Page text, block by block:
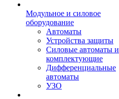
Модульное и силовое
оборудование
Автоматы
Устройства защиты
Силовые автоматы и
комплектующие
Дифференциальные
автоматы
УЗО